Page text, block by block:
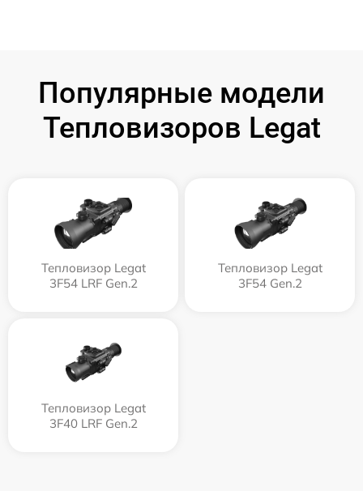
Популярные модели
Тепловизоров Legat
Тепловизор Legat
3F54 LRF Gen.2
Тепловизор Legat
3F54 Gen.2
Тепловизор Legat
3F40 LRF Gen.2